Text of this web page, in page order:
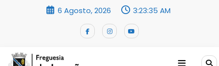
6 Agosto, 2026 3:23:35 AM